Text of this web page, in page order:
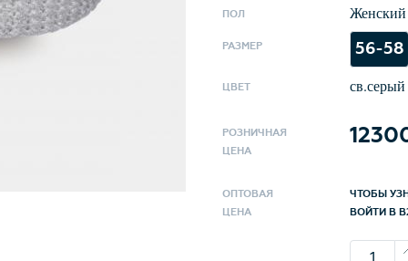
ПОЛ Женский
РАЗМЕР 56-58
ЦВЕТ св.серый
РОЗНИЧНАЯ
ЦЕНА
ОПТОВАЯ
ЦЕНА
ЧТОБЫ
ВОЙТИ В